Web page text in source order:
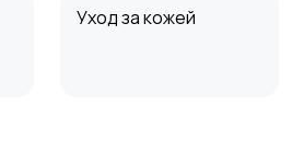
Уход за кожей